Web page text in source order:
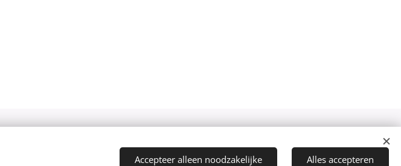
maken op onze websites gebruik van cookies. Wij gebruiken
te slaan, maar ook voor marketingdoeleinden (bijvoorbeeld het
Accepteer alleen noodzakelijke Alles accepteren